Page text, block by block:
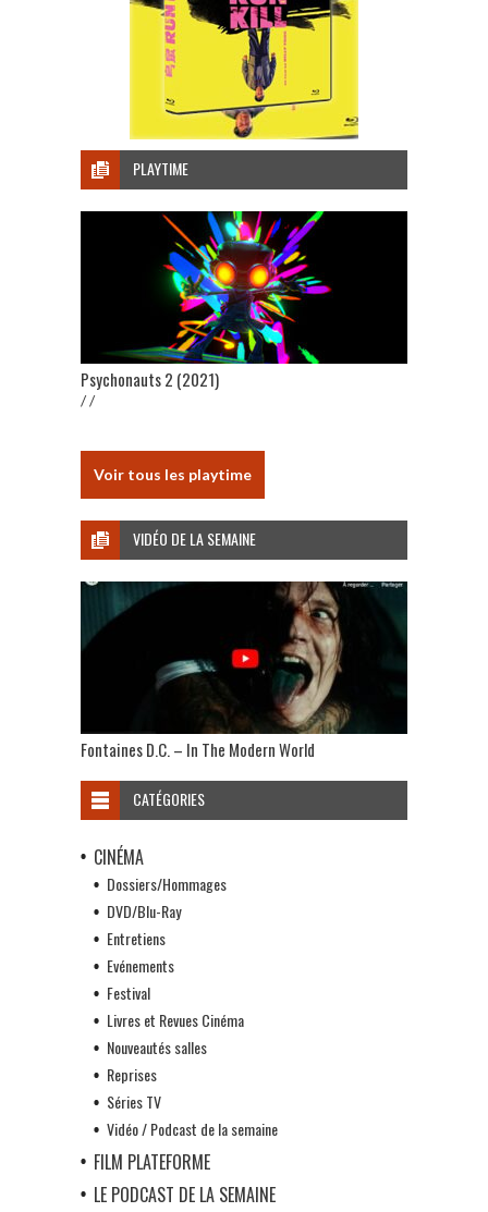
PLAYTIME
Psychonauts 2 (2021)
/ /
Voir tous les playtime
VIDÉO DE LA SEMAINE
Fontaines D.C. – In The Modern World
CATÉGORIES
CINÉMA
Dossiers/Hommages
DVD/Blu-Ray
Entretiens
Evénements
Festival
Livres et Revues Cinéma
Nouveautés salles
Reprises
Séries TV
Vidéo / Podcast de la semaine
FILM PLATEFORME
LE PODCAST DE LA SEMAINE